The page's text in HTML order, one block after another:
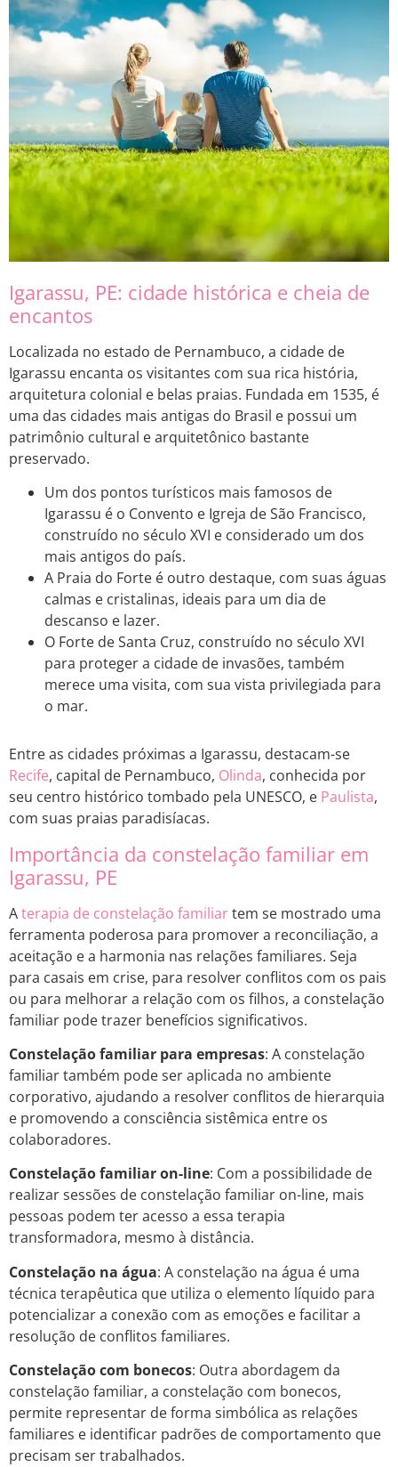
Igarassu, PE: cidade histórica e cheia de
encantos
Localizada no estado de Pernambuco, a cidade de
Igarassu encanta os visitantes com sua rica história,
arquitetura colonial e belas praias. Fundada em 1535, é
uma das cidades mais antigas do Brasil e possui um
patrimônio cultural e arquitetônico bastante
preservado.
Um dos pontos turísticos mais famosos de
Igarassu é o Convento e Igreja de São Francisco,
construído no século XVI e considerado um dos
mais antigos do país.
A Praia do Forte é outro destaque, com suas águas
calmas e cristalinas, ideais para um dia de
descanso e lazer.
O Forte de Santa Cruz, construído no século XVI
para proteger a cidade de invasões, também
merece uma visita, com sua vista privilegiada para
o mar.
Entre as cidades próximas a Igarassu, destacam-se
Recife, capital de Pernambuco, Olinda, conhecida por
seu centro histórico tombado pela UNESCO, e Paulista,
com suas praias paradisíacas.
Importância da constelação familiar em
Igarassu, PE
Aterapia de constelação familiartem se mostrado uma
ferramenta poderosa para promover a reconciliação, a
aceitação e a harmonia nas relações familiares. Seja
para casais em crise, para resolver conflitos com os pais
ou para melhorar a relação com os filhos, a constelação
familiar pode trazer benefícios significativos.
Constelação familiar para empresas: A constelação
familiar também pode ser aplicada no ambiente
corporativo, ajudando a resolver conflitos de hierarquia
e promovendo a consciência sistêmica entre os
colaboradores.
Constelação familiar on-line: Com a possibilidade de
realizar sessões de constelação familiar on-line, mais
pessoas podem ter acesso a essa terapia
transformadora, mesmo à distância.
Constelação na água: A constelação na água é uma
técnica terapêutica que utiliza o elemento líquido para
potencializar a conexão com as emoções e facilitar a
resolução de conflitos familiares.
Constelação com bonecos: Outra abordagem da
constelação familiar, a constelação com bonecos,
permite representar de forma simbólica as relações
familiares e identificar padrões de comportamento que
precisam ser trabalhados.